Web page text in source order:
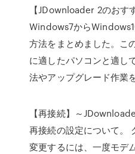
【JDownloader 2のおす
Windows7から
方法をまとめました。こ
に適したパソコンと適し
法やアップグレード作業
【再接続】～
再接続の設定について。
変更するには、一度モデ